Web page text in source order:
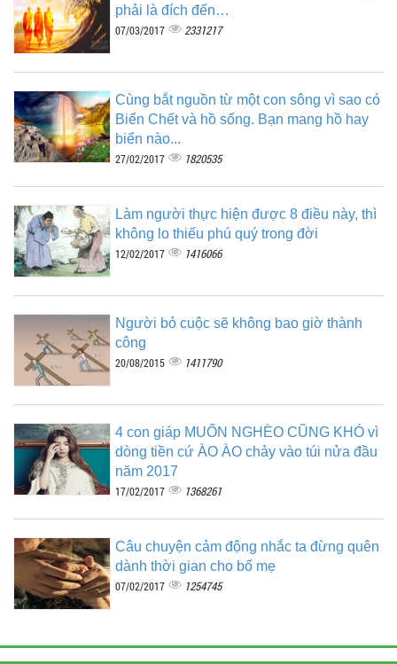
phải là đích đến…
07/03/2017 2331217
Cùng bắt nguồn từ một con sông vì sao có
Biển Chết và hồ sống. Bạn mang hồ hay
biển nào...
27/02/2017 1820535
Làm người thực hiện được 8 điều này, thì
không lo thiếu phú quý trong đời
12/02/2017 1416066
Người bỏ cuộc sẽ không bao giờ thành
công
20/08/2015 1411790
4 con giáp MUỐN NGHÈO CŨNG KHÓ vì
dòng tiền cứ ÀO ÀO chảy vào túi nửa đầu
năm 2017
17/02/2017 1368261
Câu chuyện cảm động nhắc ta đừng quên
dành thời gian cho bố mẹ
07/02/2017 1254745